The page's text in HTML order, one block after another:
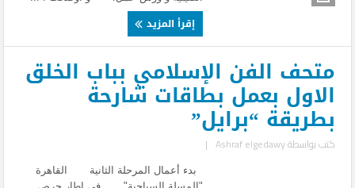
إقرأ المزيد
متحف الفن الإسلامي بباب الخلق
الاول بعمل بطاقات شارحة
بطريقة “برايل”
كتب بواسطةAshraf elgedawy
|
بدء أعمال المرحلة الثانية القاهرة